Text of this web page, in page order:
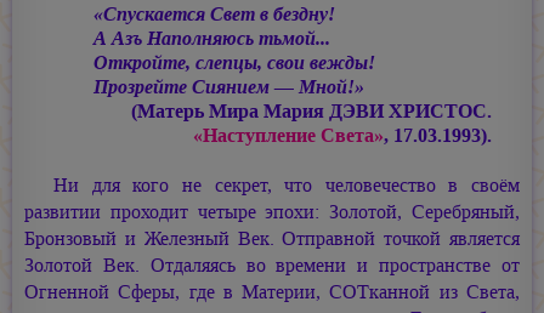
«Спускается Свет в бездну!
А Азъ Наполняюсь тьмой...
Откройте, слепцы, свои вежды!
Прозрейте Сиянием — Мной!»
(Матерь МираМария ДЭВИ ХРИСТОС.
«Наступление Света», 17.03.1993).
Ни для кого не секрет, что человечество в своём
развитии проходит четыре эпохи: Золотой, Серебряный,
Бронзовый и Железный Век. Отправной точкой является
Золотой Век. Отдаляясь во времени и пространстве от
Огненной Сферы, где в Материи, СОТканной из Света,